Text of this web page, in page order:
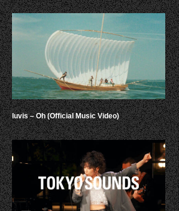
luvis – Oh (Official Music Video)